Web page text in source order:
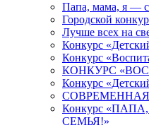
Папа, мама, я —
Городской
Лучше всех на
Конкурс
Конкурс
КОНКУРС
Конкурс
СОВРЕМЕННАЯ
Конкурс
СЕМЬЯ!»